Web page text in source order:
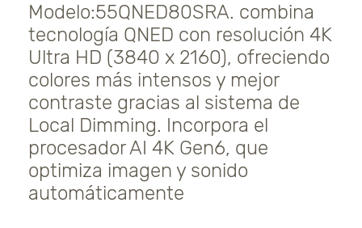
Modelo:55QNED80SRA. combina
tecnología QNED con resolución 4K
Ultra HD (3840 x 2160), ofreciendo
colores más intensos y mejor
contraste gracias al sistema de
Local Dimming. Incorpora el
procesador AI 4K Gen6, que
optimiza imagen y sonido
automáticamente